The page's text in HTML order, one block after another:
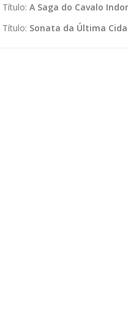
Título: A Saga do Cavalo
Título: Sonata da Última